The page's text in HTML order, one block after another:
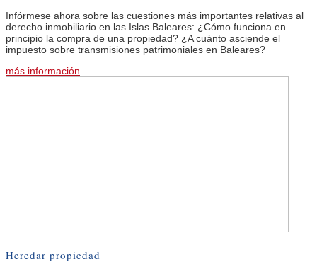
Infórmese ahora sobre las cuestiones más importantes relativas al
derecho inmobiliario en las Islas Baleares: ¿Cómo funciona en
principio la compra de una propiedad? ¿A cuánto asciende el
impuesto sobre transmisiones patrimoniales en Baleares?
más información
Heredar propiedad